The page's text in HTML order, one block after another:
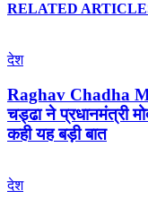
RELATED
देश
Raghav Chadha
चड्ढा ने प्रधानमंत्री
कही यह बड़ी बात
देश